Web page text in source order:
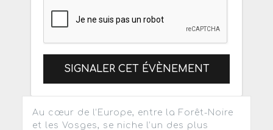
SIGNALER CET ÉVÈNEMENT
Au cœur de l’Europe, entre la Forêt-Noire
et les Vosges, se niche l’un des plus